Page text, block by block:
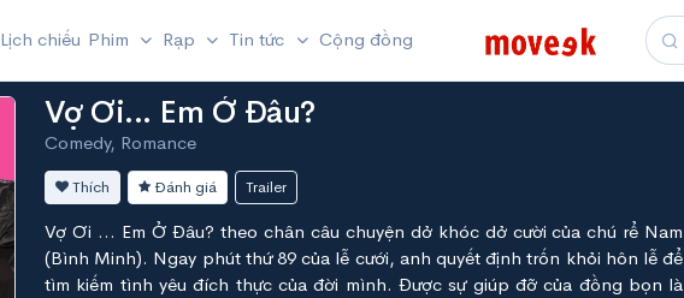
Lịch chiếu Phim Rạp Tin tức Cộng đồng
Vợ Ơi... Em Ở Đâu?
Comedy, Romance
Thích Đánh giá Trailer
Vợ Ơi ... Em Ở Đâu? theo chân câu chuyện dở khóc dở cười của chú rể Nam
(Bình Minh). Ngay phút thứ 89 của lễ cưới, anh quyết định trốn khỏi hôn lễ để
tìm kiếm tình yêu đích thực của đời mình. Được sự giúp đỡ của đồng bọn là